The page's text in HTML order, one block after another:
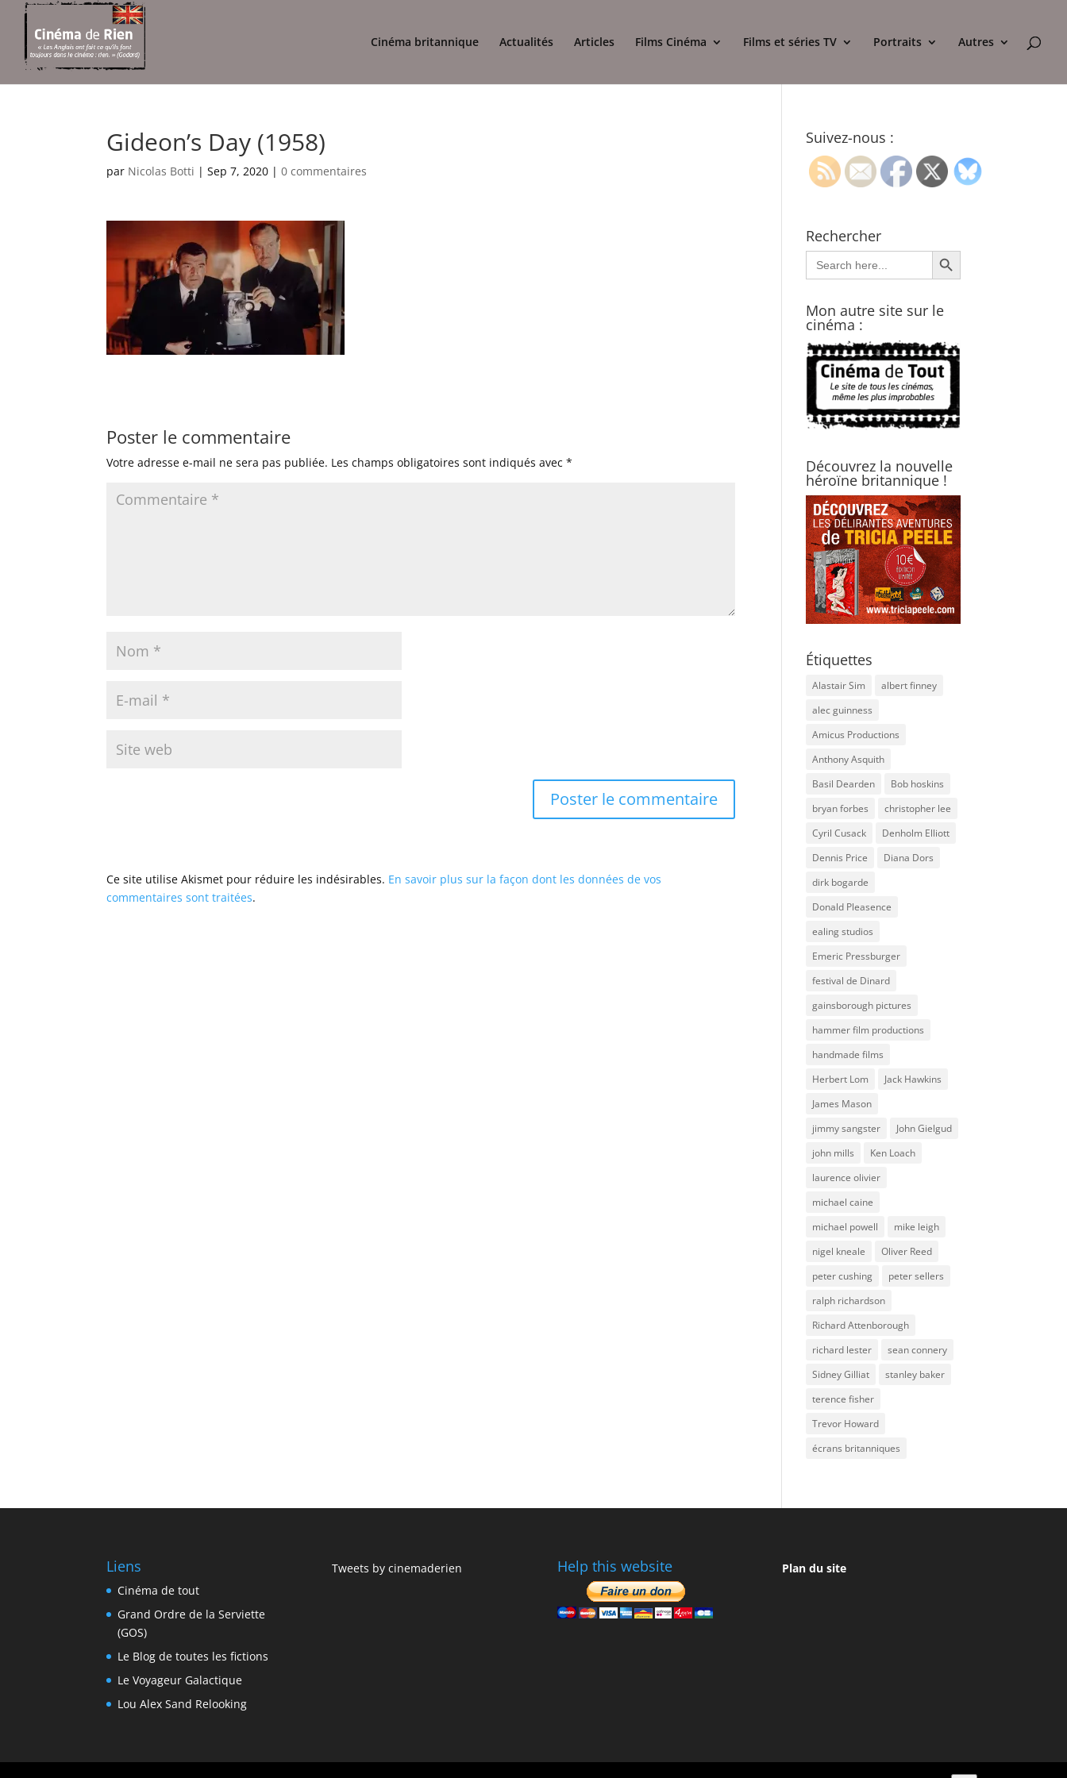
Cinéma britannique Actualités Articles Films Cinéma Films et séries TV Portraits Autres
Gideon’s Day (1958)
par Nicolas Botti |Sep 7, 2020 |0 commentaires
Poster le commentaire
Votre adresse e-mail ne sera pas publiée. Les champs obligatoires sont indiqués avec*
Ce site utilise Akismet pour réduire les indésirables. En savoir plus sur la façon dont les données de vos
commentaires sont traitées.
Suivez-nous :
Rechercher
Search
for:
Search Button
Mon autre site sur le
cinéma :
Découvrez la nouvelle
héroïne britannique !
Étiquettes
Alastair Sim
albert finney
alec guinness
Amicus Productions
Anthony Asquith
Basil Dearden
Bob hoskins
bryan forbes
christopher lee
Cyril Cusack
Denholm Elliott
Dennis Price
Diana Dors
dirk bogarde
Donald Pleasence
ealing studios
Emeric Pressburger
festival de Dinard
gainsborough pictures
hammer film productions
handmade films
Herbert Lom
Jack Hawkins
James Mason
jimmy sangster
John Gielgud
john mills
Ken Loach
laurence olivier
michael caine
michael powell
mike leigh
nigel kneale
Oliver Reed
peter cushing
peter sellers
ralph richardson
Richard Attenborough
richard lester
sean connery
Sidney Gilliat
stanley baker
terence fisher
Trevor Howard
écrans britanniques
Liens
Cinéma de tout
Grand Ordre de la Serviette
(GOS)
Le Blog de toutes les fictions
Le Voyageur Galactique
Lou Alex Sand Relooking
Tweets by cinemaderien Help this website Plan du site